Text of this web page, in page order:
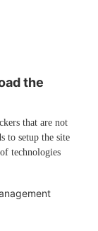
the
that are not
to setup the site
technologies